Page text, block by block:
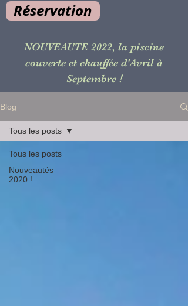
Réservation
NOUVEAUTE 2022, la piscine
couverte et chauffée d'Avril à
Septembre !
Blog
Tous les posts
Nouveautés
2020 !
Tous les posts